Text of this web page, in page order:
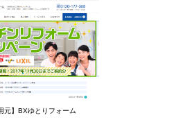
元】BXゆとりフォーム